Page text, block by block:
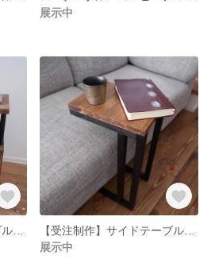
展示中
展示中